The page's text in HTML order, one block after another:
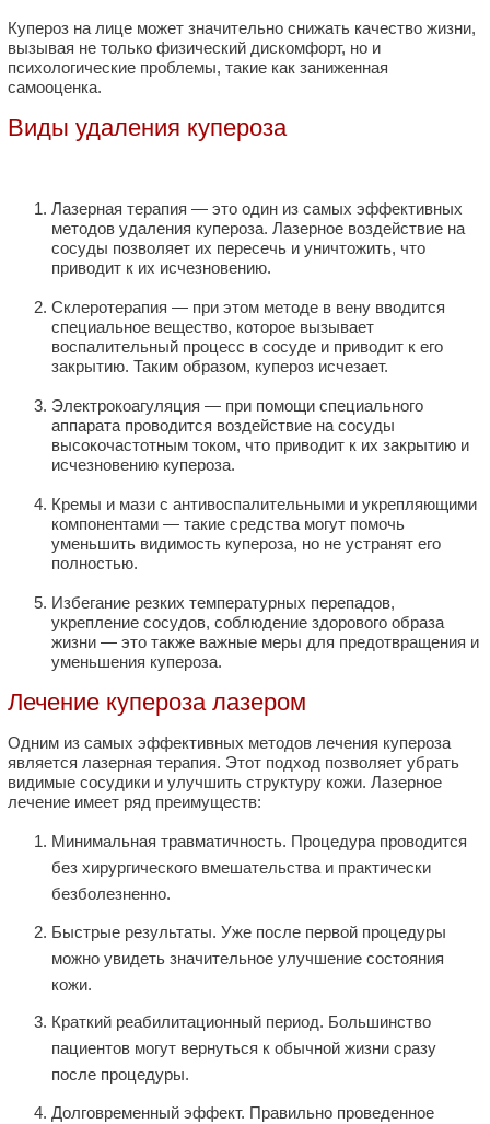
Купероз на лице может значительно снижать качество жизни,
вызывая не только физический дискомфорт, но и
психологические проблемы, такие как заниженная
самооценка.
Виды удаления купероза
Лазерная терапия — это один из самых эффективных
методов удаления купероза. Лазерное воздействие на
сосуды позволяет их пересечь и уничтожить, что
приводит к их исчезновению.
Склеротерапия — при этом методе в вену вводится
специальное вещество, которое вызывает
воспалительный процесс в сосуде и приводит к его
закрытию. Таким образом, купероз исчезает.
Электрокоагуляция — при помощи специального
аппарата проводится воздействие на сосуды
высокочастотным током, что приводит к их закрытию и
исчезновению купероза.
Кремы и мази с антивоспалительными и укрепляющими
компонентами — такие средства могут помочь
уменьшить видимость купероза, но не устранят его
полностью.
Избегание резких температурных перепадов,
укрепление сосудов, соблюдение здорового образа
жизни — это также важные меры для предотвращения и
уменьшения купероза.
Лечение купероза лазером
Одним из самых эффективных методов лечения купероза
является лазерная терапия. Этот подход позволяет убрать
видимые сосудики и улучшить структуру кожи. Лазерное
лечение имеет ряд преимуществ:
Минимальная травматичность. Процедура проводится
без хирургического вмешательства и практически
безболезненно.
Быстрые результаты. Уже после первой процедуры
можно увидеть значительное улучшение состояния
кожи.
Краткий реабилитационный период. Большинство
пациентов могут вернуться к обычной жизни сразу
после процедуры.
Долговременный эффект. Правильно проведенное